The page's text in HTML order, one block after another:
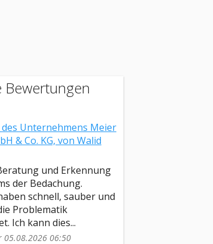
Bewertungen
Unternehmens Meier
& Co. KG, von Walid
und Erkennung
der Bedachung.
schnell, sauber und
Problematik
Ich kann dies...
05.08.2026 06:50